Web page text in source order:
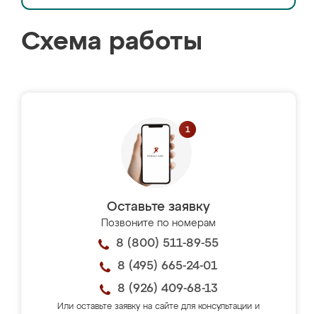
Схема работы
Оставьте заявку
Позвоните по номерам
8 (800) 511-89-55
8 (495) 665-24-01
8 (926) 409-68-13
Или оставьте заявку на сайте для консультации и